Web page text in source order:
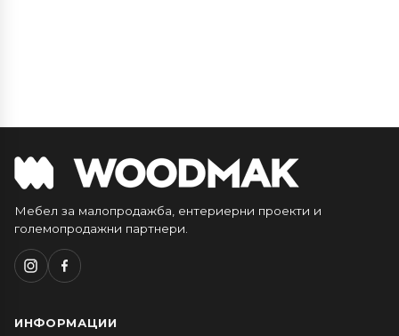
Мебел за малопродажба, ентериерни проекти и
големопродажни партнери.
ИНФОРМАЦИИ